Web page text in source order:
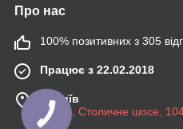
Про нас
100% позитивних з 305
Працює з 22.02.2018
м. Київ
03045, Столичне шосе,